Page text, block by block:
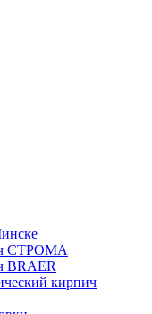
СТРОМА
BRAER
кирпич